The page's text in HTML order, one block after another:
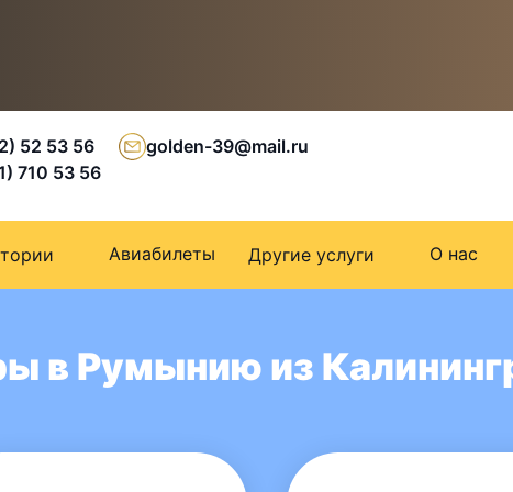
52 53 56
710 53 56
golden-39@mail.ru
Авиабилеты Другие услуги О нас
в Румынию из